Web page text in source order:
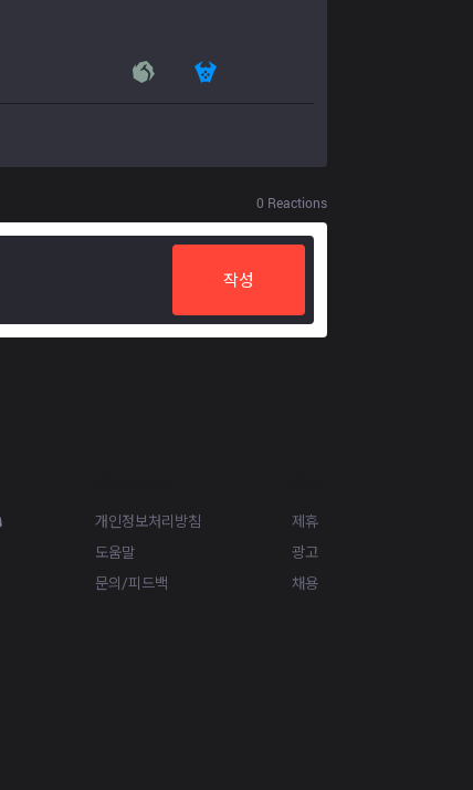
0 Reactions
작성
개인정보처리방침
도움말
문의/피드백
제휴
광고
채용